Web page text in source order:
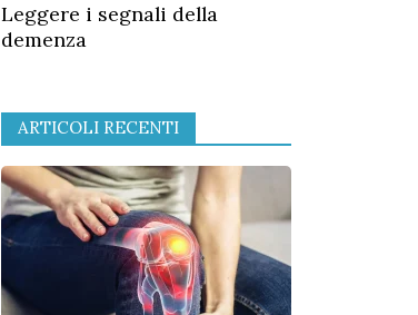
Leggere i segnali della
demenza
ARTICOLI RECENTI